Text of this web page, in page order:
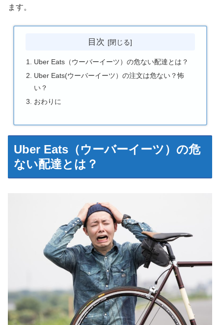
ます。
目次
Uber Eats（ウーバーイーツ）の危ない配達とは？
Uber Eats(ウーバーイーツ）の注文は危ない？怖
い？
おわりに
Uber Eats（ウーバーイーツ）の危
ない配達とは？